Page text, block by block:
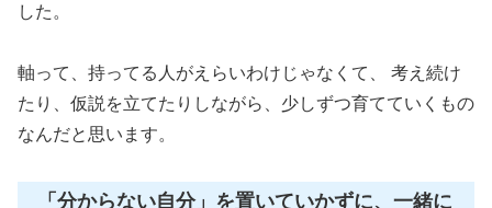
した。
軸って、持ってる人がえらいわけじゃなくて、 考え続け
たり、仮説を立てたりしながら、少しずつ育てていくもの
なんだと思います。
「分からない自分」を置いていかずに、一緒に